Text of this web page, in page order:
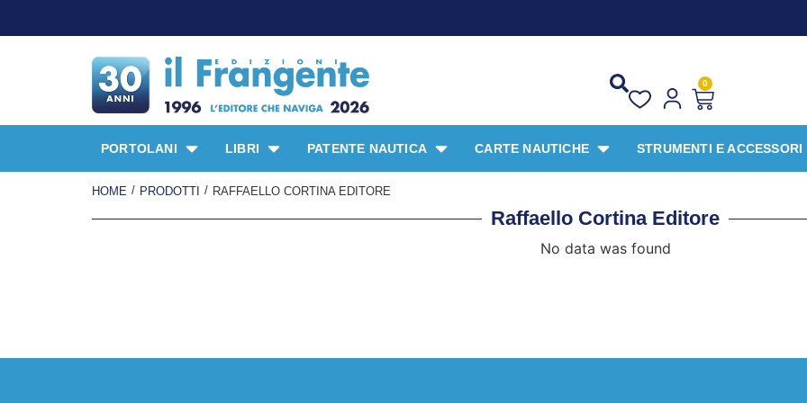
0
PORTOLANI LIBRI PATENTE NAUTICA CARTE NAUTICHE STRUMENTI E ACCESSORI
HOME / PRODOTTI / RAFFAELLO CORTINA EDITORE
Raffaello Cortina Editore
No data was found